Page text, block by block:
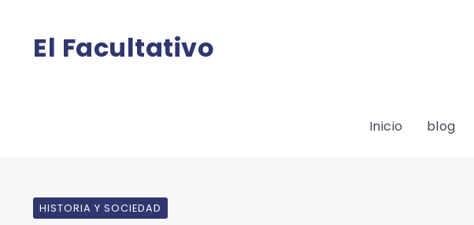
El Facultativo
Inicio blog
HISTORIA Y SOCIEDAD